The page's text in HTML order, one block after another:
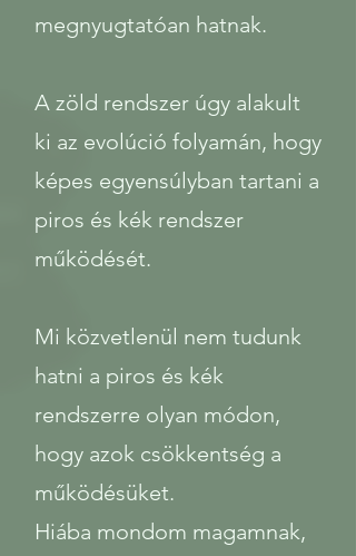
megnyugtatóan hatnak.
A zöld rendszer úgy alakult
ki az evolúció folyamán, hogy
képes egyensúlyban tartani a
piros és kék rendszer
működését.
Mi közvetlenül nem tudunk
hatni a piros és kék
rendszerre olyan módon,
hogy azok csökkentség a
működésüket.
Hiába mondom magamnak,